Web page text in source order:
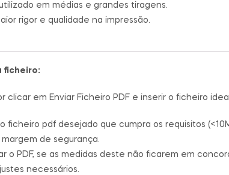
em médias e grandes tiragens.
rigor e qualidade na impressão.
ficheiro:
clicar em Enviar Ficheiro PDF e inserir o ficheiro
ficheiro pdf desejado que cumpra os requisitos
de segurança.
o PDF, se as medidas deste não ficarem em
necessários.